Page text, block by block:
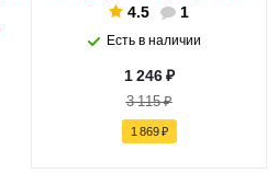
4.5
1
Есть в наличии
1 246₽
3 115₽
1 869₽